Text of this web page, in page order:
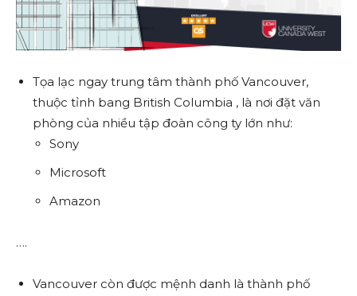
Tọa lạc ngay trung tâm thành phố Vancouver,
thuộc tỉnh bang British Columbia , là nơi đặt văn
phòng của nhiều tập đoàn công ty lớn như:
Sony
Microsoft
Amazon
….
Vancouver còn được mệnh danh là thành phố